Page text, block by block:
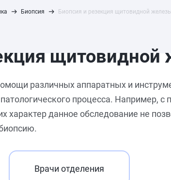
Биопсия Биопсия и резекция щитовидной железы
различных аппаратных и
процесса.
характер данное обследование не
Врачи отделения